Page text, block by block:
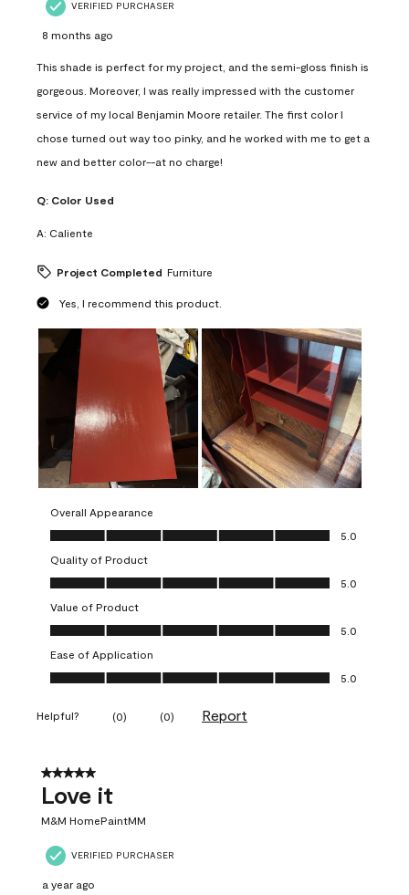
VERIFIED PURCHASER
8 months ago
This shade is perfect for my project, and the semi-gloss finish is
gorgeous. Moreover, I was really impressed with the customer
service of my local Benjamin Moore retailer. The first color I
chose turned out way too pinky, and he worked with me to get a
new and better color--at no charge!
Q: Color Used
A: Caliente
Project Completed Furniture
Yes, I recommend this product.
Overall Appearance
Overall Appearance, 5.0 out of 5
5.0
Quality of Product
Quality of Product, 5.0 out of 5
5.0
Value of Product
Value of Product, 5.0 out of 5
5.0
Ease of Application
Ease of Application, 5.0 out of 5
5.0
Helpful? (0) (0) Report
5 out of 5 stars.
Love it
M&M HomePaintMM
VERIFIED PURCHASER
a year ago